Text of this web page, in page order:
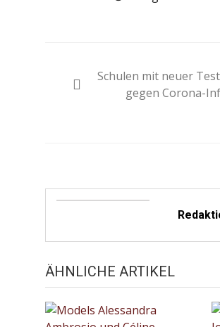
Schulen mit neuer
gegen Corona-
ÄHNLICHE ARTIKEL